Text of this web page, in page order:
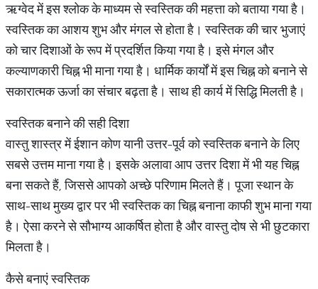
ऋग्वेद में इस श्लोक के माध्यम से स्वस्तिक की महत्ता को बताया गया है।
स्वस्तिक का आशय शुभ और मंगल से होता है। स्वस्तिक की चार भुजाएं
को चार दिशाओं के रूप में प्रदर्शित किया गया है। इसे मंगल और
कल्याणकारी चिह्न भी माना गया है। धार्मिक कार्यों में इस चिह्न को बनाने से
सकारात्मक ऊर्जा का संचार बढ़ता है। साथ ही कार्य में सिद्धि मिलती है।
स्वस्तिक बनाने की सही दिशा
वास्तु शास्त्र में ईशान कोण यानी उत्तर-पूर्व को स्वस्तिक बनाने के लिए
सबसे उत्तम माना गया है। इसके अलावा आप उत्तर दिशा में भी यह चिह्न
बना सकते हैं, जिससे आपको अच्छे परिणाम मिलते हैं। पूजा स्थान के
साथ-साथ मुख्य द्वार पर भी स्वस्तिक का चिह्न बनाना काफी शुभ माना गया
है। ऐसा करने से सौभाग्य आकर्षित होता है और वास्तु दोष से भी छुटकारा
मिलता है।
कैसे बनाएं स्वस्तिक